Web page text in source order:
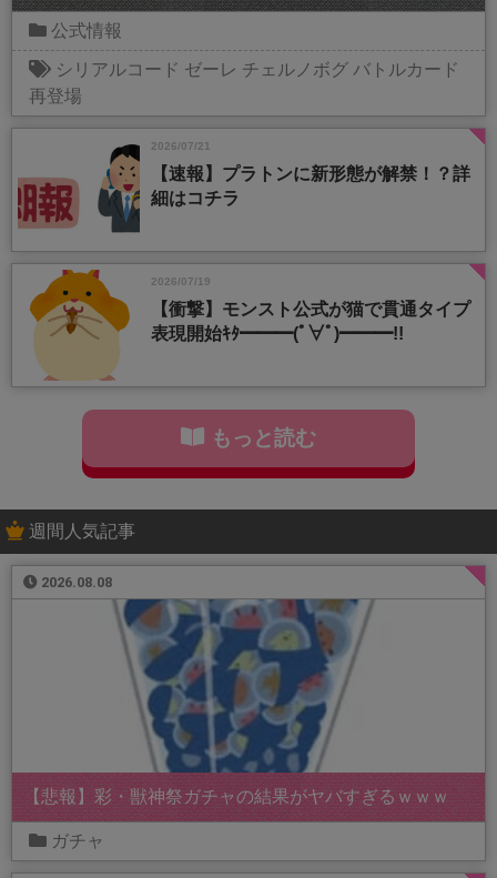
公式情報
シリアルコード ゼーレ チェルノボグ バトルカード
再登場
2026/07/21
【速報】プラトンに新形態が解禁！？詳
細はコチラ
2026/07/19
【衝撃】モンスト公式が猫で貫通タイプ
表現開始ｷﾀ━━━(ﾟ∀ﾟ)━━━!!
もっと読む
週間人気記事
2026.08.08
【悲報】彩・獣神祭ガチャの結果がヤバすぎるｗｗｗ
ガチャ